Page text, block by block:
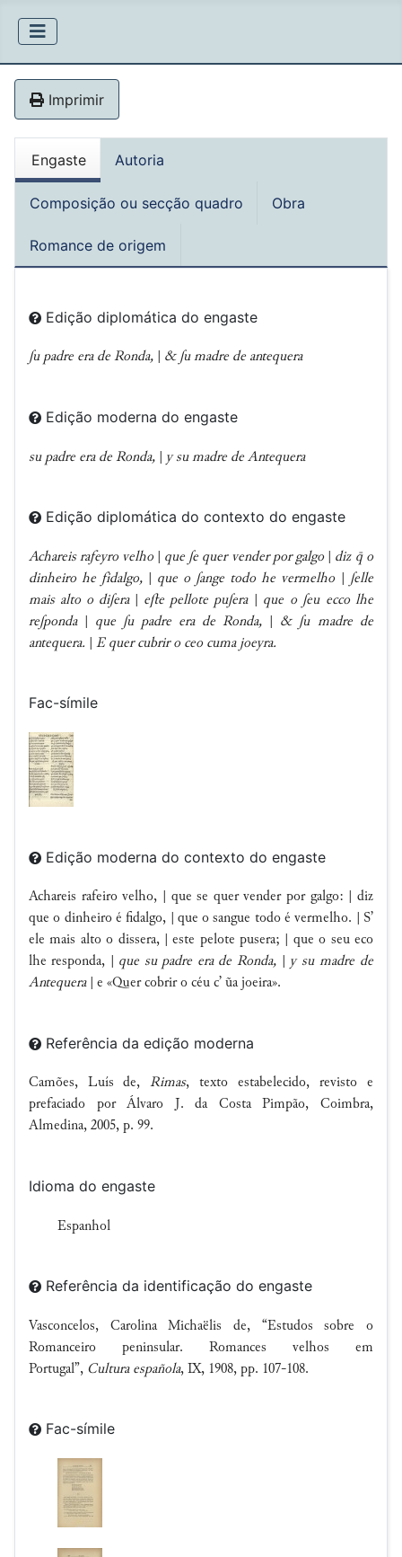
Imprimir
Engaste Autoria
Composição ou secção quadro Obra
Romance de origem
Edição diplomática do engaste
ʃu padre era de Ronda, & ʃu madre de antequera
Edição moderna do engaste
su padre era de Ronda, y su madre de Antequera
Edição diplomática do contexto do engaste
Achareis raƒeyro velho| que ʃe quer vender por galgo| diz  o
dinheiro he ƒidalgo,
que o ʃange todo he vermelho| ʃelle
mais alto o diʃera| ee pellote puʃera| que o ʃeu ecco lhe
reʃponda| que ʃu padre era de Ronda,
& ʃu madre de
antequera.
E quer cubrir o ceo cuma joeyra.
Fac-símile
Edição moderna do contexto do engaste
Achareis rafeiro velho, | que se quer vender por galgo: | diz
que o dinheiro é fidalgo, | que o sangue todo é vermelho. | S’
ele mais alto o dissera, | este pelote pusera; | que o seu eco
lhe responda, | que su padre era de Ronda,
y su madre de
Antequera| e «Quer cobrir o céu c’ ũa joeira».
Referência da edição moderna
Camões, Luís de, Rimas, texto estabelecido, revisto e
prefaciado por Álvaro J. da Costa Pimpão, Coimbra,
Almedina, 2005, p. 99.
Idioma do engaste
Espanhol
Referência da identificação do engaste
Vasconcelos, Carolina Michaëlis de, “Estudos sobre o
Romanceiro peninsular. Romances velhos em
Portugal”, Cultura española, IX, 1908, pp. 107-108.
Fac-símile